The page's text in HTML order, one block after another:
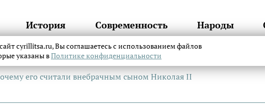
История Современность Народы
его считали внебрачным сыном Николая II
cyrillitsa.ru, Вы соглашаетесь с использованием файлов
указаны вПолитике конфиденциальности